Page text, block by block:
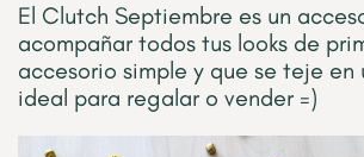
El Clutch Septiembre es un
acompañar todos tus looks de
accesorio simple y que se teje en
ideal para regalar o vender =)